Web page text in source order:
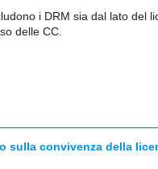
i DRM sia dal lato del
delle CC.
sulla convivenza della